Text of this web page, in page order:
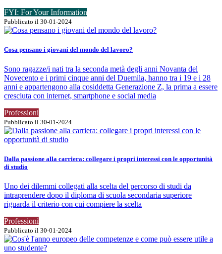
FYI: For Your Information
Pubblicato il 30-01-2024
Cosa pensano i giovani del mondo del lavoro?
Sono ragazze/i nati tra la seconda metà degli anni Novanta del
Novecento e i primi cinque anni del Duemila, hanno tra i 19 e i 28
anni e appartengono alla cosiddetta Generazione Z, la prima a essere
cresciuta con internet, smartphone e social media
Professioni
Pubblicato il 30-01-2024
Dalla passione alla carriera: collegare i propri interessi con le opportunità
di studio
Uno dei dilemmi collegati alla scelta del percorso di studi da
intraprendere dopo il diploma di scuola secondaria superiore
riguarda il criterio con cui compiere la scelta
Professioni
Pubblicato il 30-01-2024